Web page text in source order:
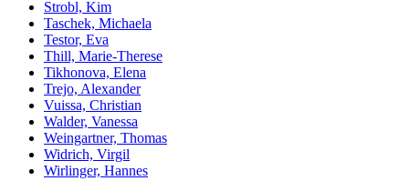
Strobl, Kim
Taschek, Michaela
Testor, Eva
Thill, Marie-Therese
Tikhonova, Elena
Trejo, Alexander
Vuissa, Christian
Walder, Vanessa
Weingartner, Thomas
Widrich, Virgil
Wirlinger, Hannes